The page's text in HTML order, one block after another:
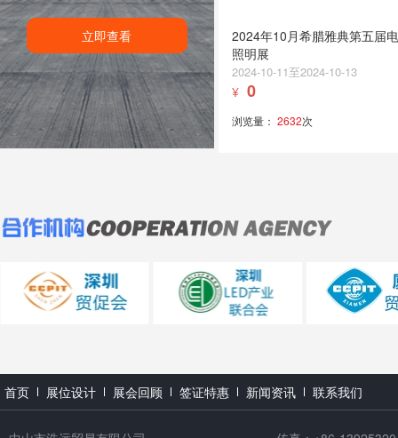
立即查看
2024年10月希腊雅典第五届
照明展
2024-10-11至2024-10-13
¥ 0
浏览量： 2632次
首页 展位设计 展会回顾 签证特惠 新闻资讯 联系我们